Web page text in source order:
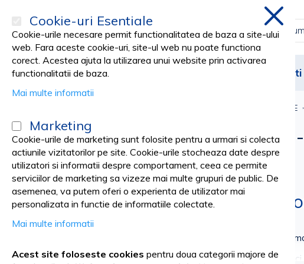
PRODUSE Noutati
MANUSI EXAMINARE SI CHIRURGICALE
Manusi Examinare Latex si Nitril
Manusi de nitril – potrivite pentru
Manusile de latex si nitril sunt doua dintre cele mai utilizate tipuri de
impotriva contaminarii si substantelor periculoase, ele au
inchide
Cookie-uri Esentiale
Cookie-urile necesare permit functionalitatea de baza a site-ului
web. Fara aceste cookie-uri, site-ul web nu poate functiona
corect. Acestea ajuta la utilizarea unui website prin activarea
functionalitatii de baza.
Mai multe informatii
Marketing
Cookie-urile de marketing sunt folosite pentru a urmari si colecta
actiunile vizitatorilor pe site. Cookie-urile stocheaza date despre
utilizatori si informatii despre comportament, ceea ce permite
serviciilor de marketing sa vizeze mai multe grupuri de public. De
asemenea, va putem oferi o experienta de utilizator mai
personalizata in functie de informatiile colectate.
Mai multe informatii
Acest site foloseste cookies pentru doua categorii majore de